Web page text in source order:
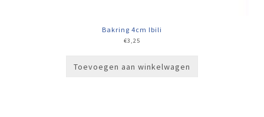
Bakring 4cm Ibili
€3,25
Toevoegen aan winkelwagen